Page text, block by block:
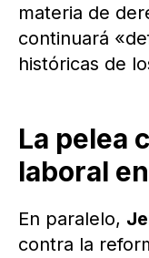
materia de
continuará
históricas de
La pelea
laboral
En paralelo,
contra la